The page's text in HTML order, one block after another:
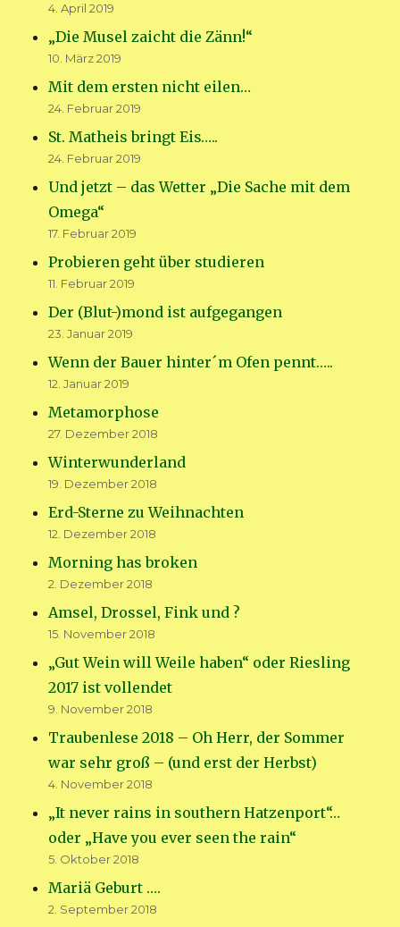
4. April 2019
„Die Musel zaicht die Zänn!“
10. März 2019
Mit dem ersten nicht eilen…
24. Februar 2019
St. Matheis bringt Eis…..
24. Februar 2019
Und jetzt – das Wetter „Die Sache mit dem
Omega“
17. Februar 2019
Probieren geht über studieren
11. Februar 2019
Der (Blut-)mond ist aufgegangen
23. Januar 2019
Wenn der Bauer hinter´m Ofen pennt…..
12. Januar 2019
Metamorphose
27. Dezember 2018
Winterwunderland
19. Dezember 2018
Erd-Sterne zu Weihnachten
12. Dezember 2018
Morning has broken
2. Dezember 2018
Amsel, Drossel, Fink und ?
15. November 2018
„Gut Wein will Weile haben“ oder Riesling
2017 ist vollendet
9. November 2018
Traubenlese 2018 – Oh Herr, der Sommer
war sehr groß – (und erst der Herbst)
4. November 2018
„It never rains in southern Hatzenport“…
oder „Have you ever seen the rain“
5. Oktober 2018
Mariä Geburt ….
2. September 2018